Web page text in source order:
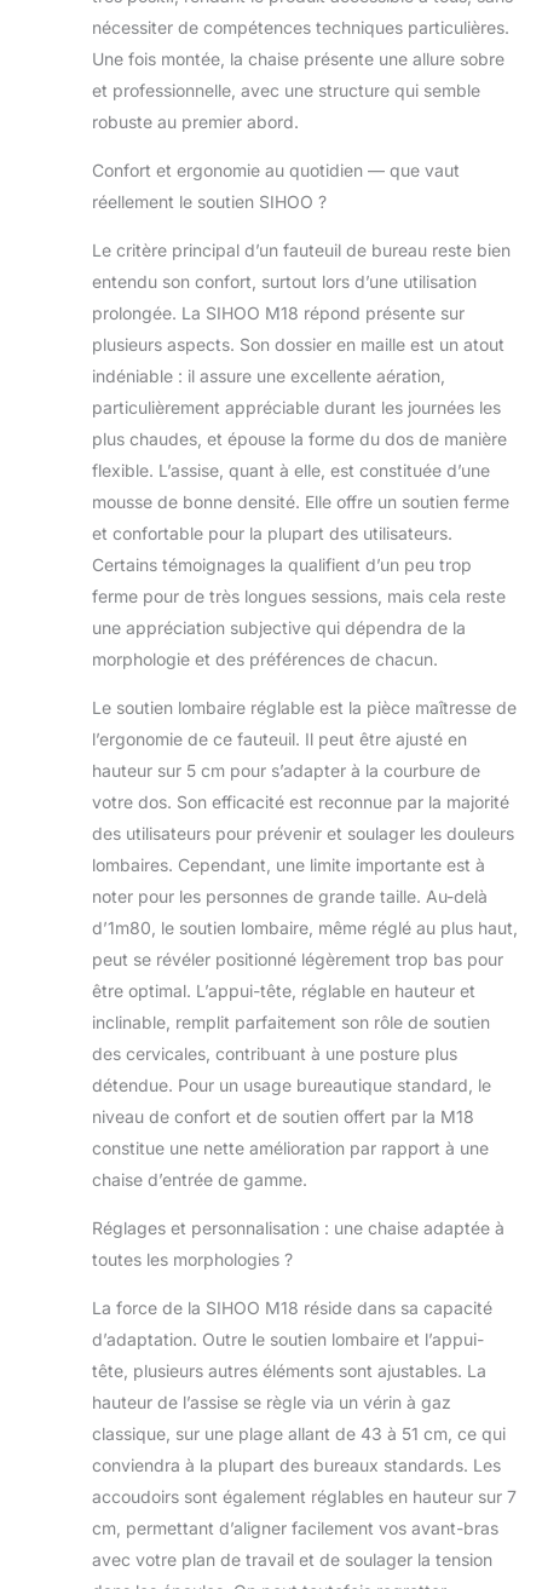
position assise
confortable.Il
favorise une
sueur et
l'humidité, et vous
détente et
★[Siège
rembourré] Le
design en forme
de W du siège
position d’assise
bien centrée. Le
bord avant du
siège conçu en
assure une
pression minimale
sur vos jambes
pendant une
coussin rempli de
mousse de haute
densité est souple
et ne se déforme
pas facilement.
★[Chaise de
facile à monter]
Cette chaise de
bureau à domicile
a passé le test
de pression
statique de 1136
kg. Nos chaises
de bureau
ergonomiques
supporter jusqu'à
150 kg. Des
simples rendent
pour tout le
monde en huit
étapes. ★[100%
de garantie de
satisfaction] La
satisfaction du
client est au cœur
de nos
préoccupations.
Si vous
rencontrez un
nécessiter de compétences techniques particulières.
Une fois montée, la chaise présente une allure sobre
et professionnelle, avec une structure qui semble
robuste au premier abord.
Confort et ergonomie au quotidien — que vaut
réellement le soutien SIHOO ?
Le critère principal d’un fauteuil de bureau reste bien
entendu son confort, surtout lors d’une utilisation
prolongée. La SIHOO M18 répond présente sur
plusieurs aspects. Son dossier en maille est un atout
indéniable : il assure une excellente aération,
particulièrement appréciable durant les journées les
plus chaudes, et épouse la forme du dos de manière
flexible. L’assise, quant à elle, est constituée d’une
mousse de bonne densité. Elle offre un soutien ferme
et confortable pour la plupart des utilisateurs.
Certains témoignages la qualifient d’un peu trop
ferme pour de très longues sessions, mais cela reste
une appréciation subjective qui dépendra de la
morphologie et des préférences de chacun.
Le soutien lombaire réglable est la pièce maîtresse de
l’ergonomie de ce fauteuil. Il peut être ajusté en
hauteur sur 5 cm pour s’adapter à la courbure de
votre dos. Son efficacité est reconnue par la majorité
des utilisateurs pour prévenir et soulager les douleurs
lombaires. Cependant, une limite importante est à
noter pour les personnes de grande taille. Au-delà
d’1m80, le soutien lombaire, même réglé au plus haut,
peut se révéler positionné légèrement trop bas pour
être optimal. L’appui-tête, réglable en hauteur et
inclinable, remplit parfaitement son rôle de soutien
des cervicales, contribuant à une posture plus
détendue. Pour un usage bureautique standard, le
niveau de confort et de soutien offert par la M18
constitue une nette amélioration par rapport à une
chaise d’entrée de gamme.
Réglages et personnalisation : une chaise adaptée à
toutes les morphologies ?
La force de la SIHOO M18 réside dans sa capacité
d’adaptation. Outre le soutien lombaire et l’appui-
tête, plusieurs autres éléments sont ajustables. La
hauteur de l’assise se règle via un vérin à gaz
classique, sur une plage allant de 43 à 51 cm, ce qui
conviendra à la plupart des bureaux standards. Les
accoudoirs sont également réglables en hauteur sur 7
cm, permettant d’aligner facilement vos avant-bras
avec votre plan de travail et de soulager la tension